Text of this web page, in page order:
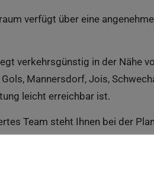
verfügt über eine
verkehrsgünstig in der Nähe
Mannersdorf, Jois,
leicht erreichbar ist.
Team steht Ihnen bei der